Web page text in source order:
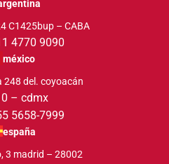
C1425bup – CABA
4770 9090
méxico
248 del. coyoacán
– cdmx
5658-7999
españa
3 madrid – 28002